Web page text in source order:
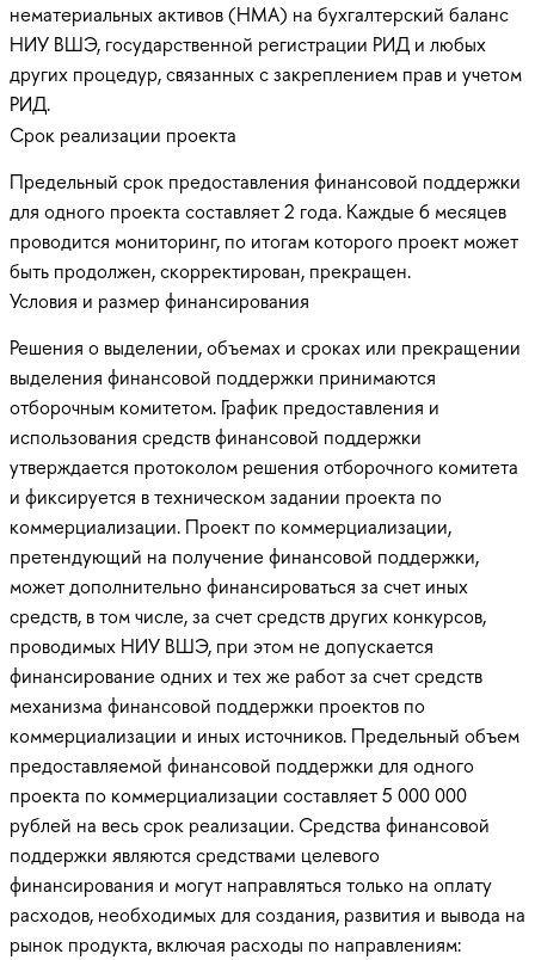
нематериальных активов (НМА) на бухгалтерский баланс
НИУ ВШЭ, государственной регистрации РИД и любых
других процедур, связанных с закреплением прав и учетом
РИД.
Срок реализации проекта
Предельный срок предоставления финансовой поддержки
для одного проекта составляет 2 года. Каждые 6 месяцев
проводится мониторинг, по итогам которого проект может
быть продолжен, скорректирован, прекращен.
Условия и размер финансирования
Решения о выделении, объемах и сроках или прекращении
выделения финансовой поддержки принимаются
отборочным комитетом. График предоставления и
использования средств финансовой поддержки
утверждается протоколом решения отборочного комитета
и фиксируется в техническом задании проекта по
коммерциализации. Проект по коммерциализации,
претендующий на получение финансовой поддержки,
может дополнительно финансироваться за счет иных
средств, в том числе, за счет средств других конкурсов,
проводимых НИУ ВШЭ, при этом не допускается
финансирование одних и тех же работ за счет средств
механизма финансовой поддержки проектов по
коммерциализации и иных источников. Предельный объем
предоставляемой финансовой поддержки для одного
проекта по коммерциализации составляет 5 000 000
рублей на весь срок реализации. Средства финансовой
поддержки являются средствами целевого
финансирования и могут направляться только на оплату
расходов, необходимых для создания, развития и вывода на
рынок продукта, включая расходы по направлениям: